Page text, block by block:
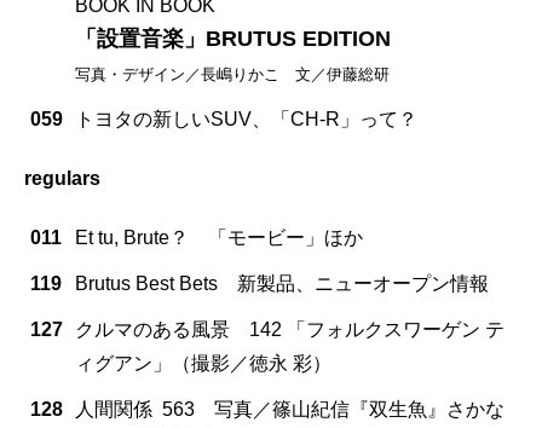
BOOK IN BOOK
「設置音楽」BRUTUS EDITION
写真・デザイン／長嶋りかこ 文／伊藤総研
059 トヨタの新しいSUV、「CH-R」って？
regulars
011 Et tu, Brute？ 「モービー」ほか
119 Brutus Best Bets 新製品、ニューオープン情報
127
クルマのある風景 142 「フォルクスワーゲン テ
ィグアン」（撮影／徳永 彩）
128
人間関係 563 写真／篠山紀信『双生魚』さかな